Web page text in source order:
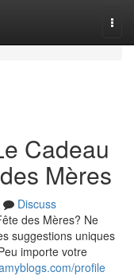
Cadeau
Mères
Discuss
des Mères? Ne
suggestions uniques
importe votre
profile